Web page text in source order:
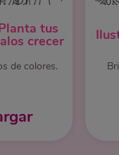
tus
crecer
de colores.